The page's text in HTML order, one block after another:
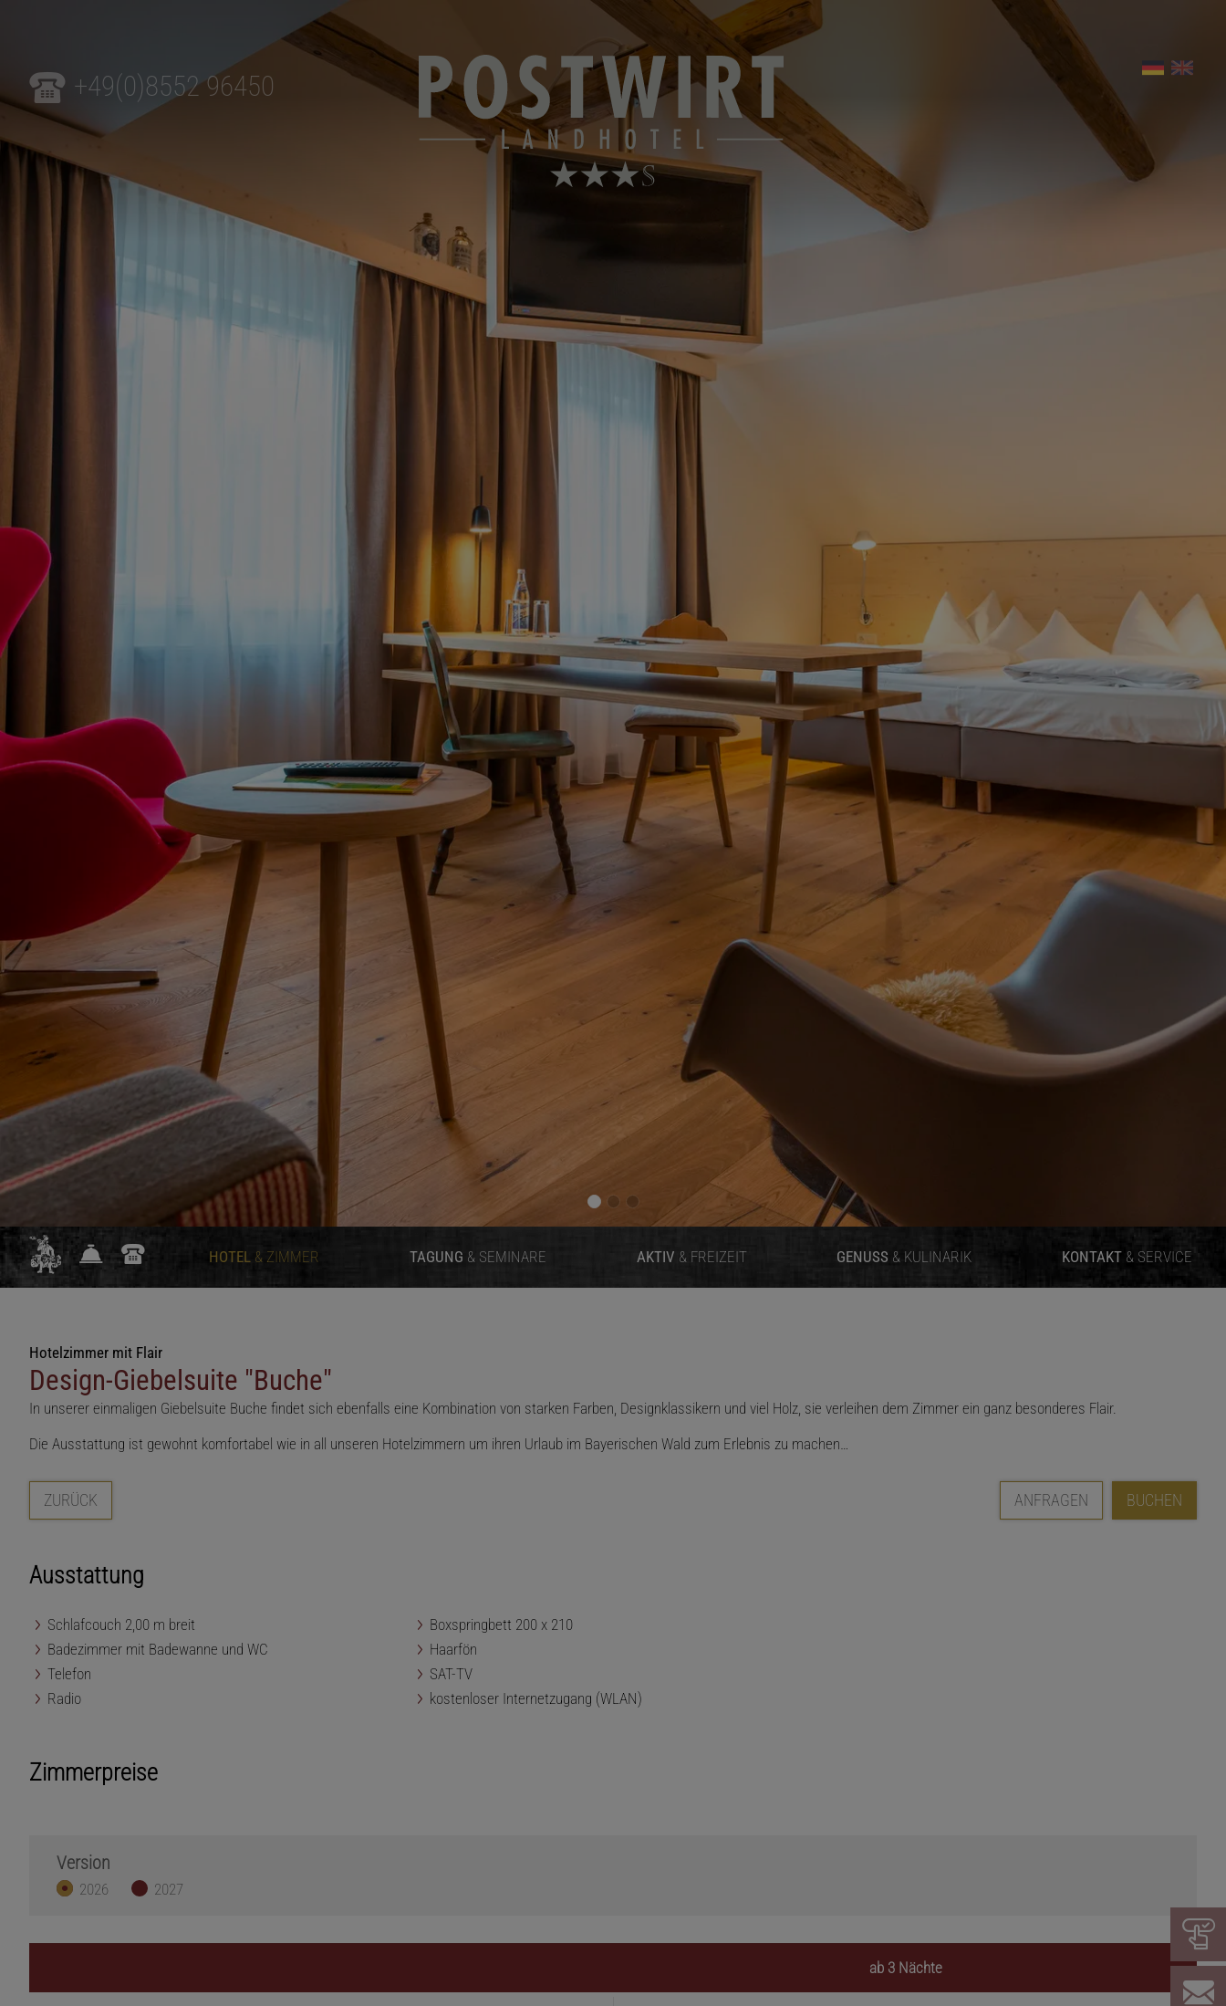
+49(0)8552 96450
HOTEL & ZIMMER TAGUNG & SEMINARE AKTIV & FREIZEIT GENUSS & KULINARIK KONTAKT & SERVICE
Hotelzimmer mit Flair
Design-Giebelsuite "Buche"
In unserer einmaligen Giebelsuite Buche findet sich ebenfalls eine Kombination von starken Farben, Designklassikern und viel Holz, sie verleihen dem Zimmer ein ganz besonderes Flair.
Die Ausstattung ist gewohnt komfortabel wie in all unseren Hotelzimmern um ihren Urlaub im Bayerischen Wald zum Erlebnis zu machen…
ZURÜCK BUCHEN
ANFRAGEN
Ausstattung
Schlafcouch 2,00 m breit
Boxspringbett 200 x 210
Badezimmer mit Badewanne und WC
Haarfön
Telefon
SAT-TV
Radio
kostenloser Internetzugang (WLAN)
Zimmerpreise
Version
2026 2027
ab 3 Nächte